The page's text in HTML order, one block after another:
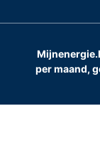
per maand,